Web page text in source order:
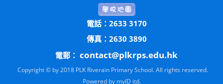
電話：2633 3170
傳真：2630 3890
電郵： contact@plkrps.edu.hk
Copyright © by 2018 PLK Riverain Primary School. All rights reserved.
Powered by myID itd.